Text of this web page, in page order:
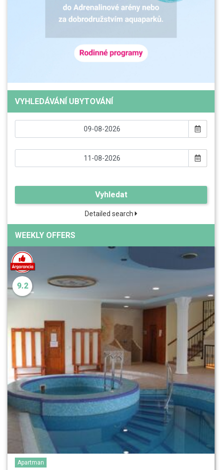
VYHLEDÁVÁNÍ UBYTOVÁNÍ
Vyhledat
Detailed search
WEEKLY OFFERS
9.2
Apartman